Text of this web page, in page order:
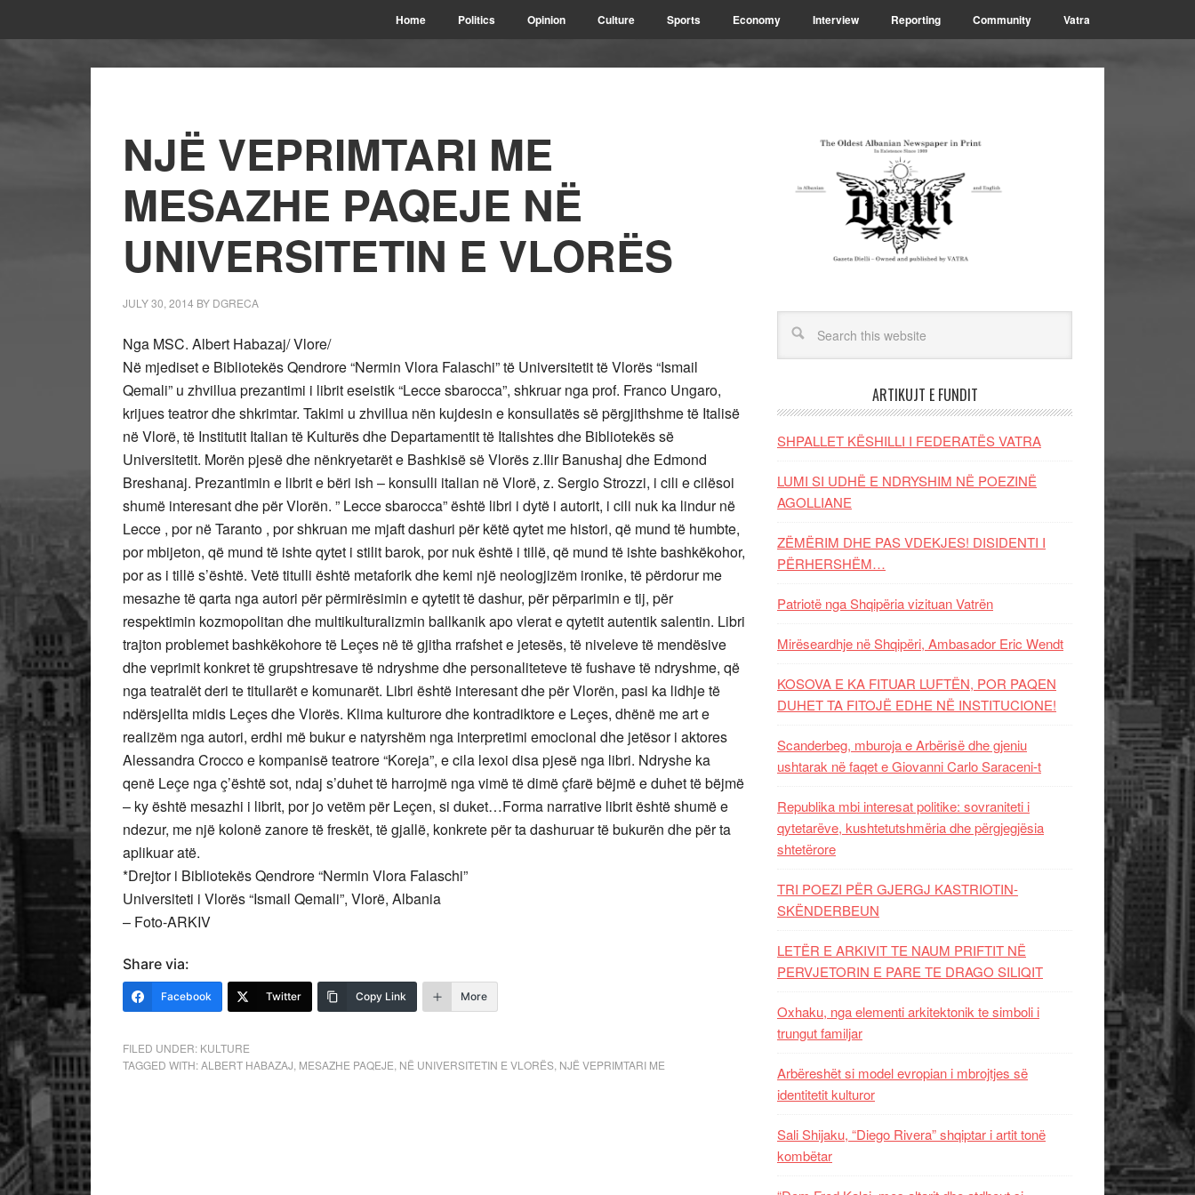
Home Politics Opinion Culture Sports Economy Interview Reporting Community Vatra
NJË VEPRIMTARI ME
MESAZHE PAQEJE NË
UNIVERSITETIN E VLORËS
JULY 30, 2014 BY DGRECA
Nga MSC. Albert Habazaj/ Vlore/
Në mjediset e Bibliotekës Qendrore “Nermin Vlora Falaschi” të Universitetit të Vlorës “Ismail
Qemali” u zhvillua prezantimi i librit eseistik “Lecce sbarocca”, shkruar nga prof. Franco Ungaro,
krijues teatror dhe shkrimtar. Takimi u zhvillua nën kujdesin e konsullatës së përgjithshme të Italisë
në Vlorë, të Institutit Italian të Kulturës dhe Departamentit të Italishtes dhe Bibliotekës së
Universitetit. Morën pjesë dhe nënkryetarët e Bashkisë së Vlorës z.Ilir Banushaj dhe Edmond
Breshanaj. Prezantimin e librit e bëri ish – konsulli italian në Vlorë, z. Sergio Strozzi, i cili e cilësoi
shumë interesant dhe për Vlorën. ” Lecce sbarocca” është libri i dytë i autorit, i cili nuk ka lindur në
Lecce , por në Taranto , por shkruan me mjaft dashuri për këtë qytet me histori, që mund të humbte,
por mbijeton, që mund të ishte qytet i stilit barok, por nuk është i tillë, që mund të ishte bashkëkohor,
por as i tillë s’është. Vetë titulli është metaforik dhe kemi një neologjizëm ironike, të përdorur me
mesazhe të qarta nga autori për përmirësimin e qytetit të dashur, për përparimin e tij, për
respektimin kozmopolitan dhe multikulturalizmin ballkanik apo vlerat e qytetit autentik salentin. Libri
trajton problemet bashkëkohore të Leçes në të gjitha rrafshet e jetesës, të niveleve të mendësive
dhe veprimit konkret të grupshtresave të ndryshme dhe personaliteteve të fushave të ndryshme, që
nga teatralët deri te titullarët e komunarët. Libri është interesant dhe për Vlorën, pasi ka lidhje të
ndërsjellta midis Leçes dhe Vlorës. Klima kulturore dhe kontradiktore e Leçes, dhënë me art e
realizëm nga autori, erdhi më bukur e natyrshëm nga interpretimi emocional dhe jetësor i aktores
Alessandra Crocco e kompanisë teatrore “Koreja”, e cila lexoi disa pjesë nga libri. Ndryshe ka
qenë Leçe nga ç’është sot, ndaj s’duhet të harrojmë nga vimë të dimë çfarë bëjmë e duhet të bëjmë
– ky është mesazhi i librit, por jo vetëm për Leçen, si duket…Forma narrative librit është shumë e
ndezur, me një kolonë zanore të freskët, të gjallë, konkrete për ta dashuruar të bukurën dhe për ta
aplikuar atë.
*Drejtor i Bibliotekës Qendrore “Nermin Vlora Falaschi”
Universiteti i Vlorës “Ismail Qemali”, Vlorë, Albania
– Foto-ARKIV
Share via:
Facebook Twitter Copy Link More
FILED UNDER: KULTURE
TAGGED WITH:ALBERT HABAZAJ MESAZHE PAQEJE NË UNIVERSITETIN E VLORËS NJË VEPRIMTARI ME
ARTIKUJT E FUNDIT
SHPALLET KËSHILLI I FEDERATËS VATRA
LUMI SI UDHË E NDRYSHIM NË POEZINË
AGOLLIANE
ZËMËRIM DHE PAS VDEKJES! DISIDENTI I
PËRHERSHËM…
Patriotë nga Shqipëria vizituan Vatrën
Mirëseardhje në Shqipëri, Ambasador Eric Wendt
KOSOVA E KA FITUAR LUFTËN, POR PAQEN
DUHET TA FITOJË EDHE NË INSTITUCIONE!
Scanderbeg, mburoja e Arbërisë dhe gjeniu
ushtarak në faqet e Giovanni Carlo Saraceni-t
Republika mbi interesat politike: sovraniteti i
qytetarëve, kushtetutshmëria dhe përgjegjësia
shtetërore
TRI POEZI PËR GJERGJ KASTRIOTIN-
SKËNDERBEUN
LETËR E ARKIVIT TE NAUM PRIFTIT NË
PERVJETORIN E PARE TE DRAGO SILIQIT
Oxhaku, nga elementi arkitektonik te simboli i
trungut familjar
Arbëreshët si model evropian i mbrojtjes së
identitetit kulturor
Sali Shijaku, “Diego Rivera” shqiptar i artit tonë
kombëtar